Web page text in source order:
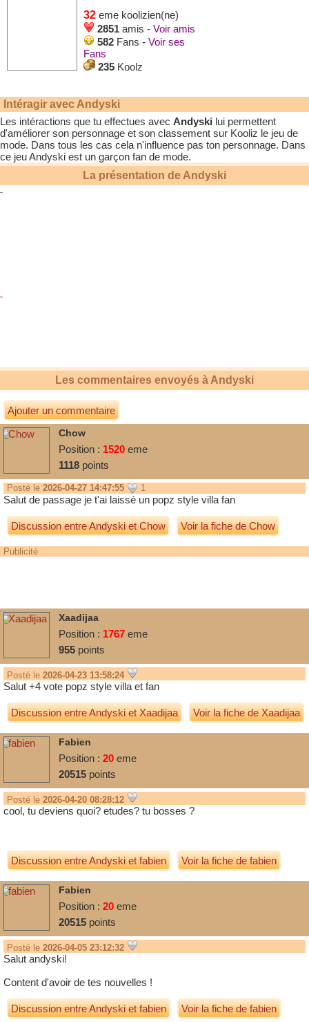
32 eme koolizien(ne)
2851 amis - Voir amis
582 Fans - Voir ses
Fans
235 Koolz
Intéragir avec Andyski
Les intéractions que tu effectues avec Andyski lui permettent
d'améliorer son personnage et son classement sur Kooliz le jeu de
mode. Dans tous les cas cela n'influence pas ton personnage. Dans
ce jeuAndyski est un garçon fan de mode.
La présentation de Andyski
Les commentaires envoyés à Andyski
Ajouter un commentaire
Chow
Position : 1520 eme
1118 points
Posté le 2026-04-27 14:47:55 1
Salut de passage je t'ai laissé un popz style villa fan
Discussion entreAndyskietChow Voir la fiche de Chow
Publicité
Xaadijaa
Position : 1767 eme
955 points
Posté le 2026-04-23 13:58:24
Salut +4 vote popz style villa et fan
Discussion entreAndyskietXaadijaa Voir la fiche de Xaadijaa
Fabien
Position : 20 eme
20515 points
Posté le 2026-04-20 08:28:12
cool, tu deviens quoi? etudes? tu bosses ?
Discussion entreAndyskietfabien Voir la fiche de fabien
Fabien
Position : 20 eme
20515 points
Posté le 2026-04-05 23:12:32
Salut andyski!
Content d'avoir de tes nouvelles !
Discussion entreAndyskietfabien Voir la fiche de fabien